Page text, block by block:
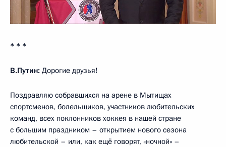
* * *
В.Путин: Дорогие друзья!
Поздравляю собравшихся на арене в Мытищах
спортсменов, болельщиков, участников любительских
команд, всех поклонников хоккея в нашей стране
с большим праздником – открытием нового сезона
любительской – или, как ещё говорят, «ночной» –